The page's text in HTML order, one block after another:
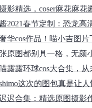
影精选，coser麻花麻花
2021春节定制：恐龙高
华cos作品！喵小吉图
原图都别具一格，无颜
露露环球cos大合集，从
这次的图包真是让
迟合集：精选原图摄影